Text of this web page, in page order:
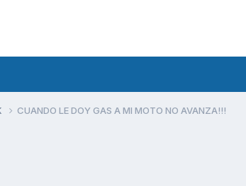
CUANDO LE DOY GAS A MI MOTO NO AVANZA!!!